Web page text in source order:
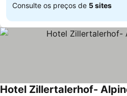
Consulte os preços de 5 sites
Hotel Zillertalerhof-